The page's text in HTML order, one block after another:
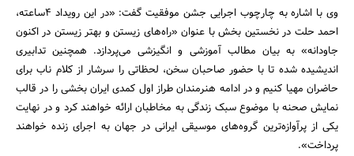
وی با اشاره به چارچوب اجرایی جشن موفقیت گفت: «در این رویداد 4ساعته،
احمد حلت در نخستین بخش با عنوان «راه‌های زیستن و بهتر زیستن در اکنون
جاودانه» به بیان مطالب آموزشی و انگیزشی می‌پردازد. همچنین تدابیری
اندیشیده شده تا با حضور صاحبان سخن، لحظاتی را سرشار از کلام ناب برای
حاضران مهیا کنیم و در ادامه هنرمندان طراز اول کمدی ایران بخشی را در قالب
نمایش صحنه با موضوع سبک زندگی به مخاطبان ارائه خواهند کرد و در نهایت
یکی از پرآوازه‌ترین گروه‌های موسیقی ایرانی در جهان به اجرای زنده خواهند
پرداخت».